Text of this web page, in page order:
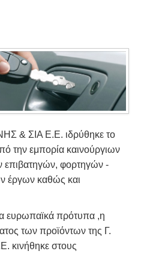
& ΣΙΑ Ε.Ε. ιδρύθηκε το
την εμπορία καινούργιων
επιβατηγών, φορτηγών -
έργων καθώς και
ευρωπαϊκά πρότυπα ,η
των προϊόντων της Γ.
στους